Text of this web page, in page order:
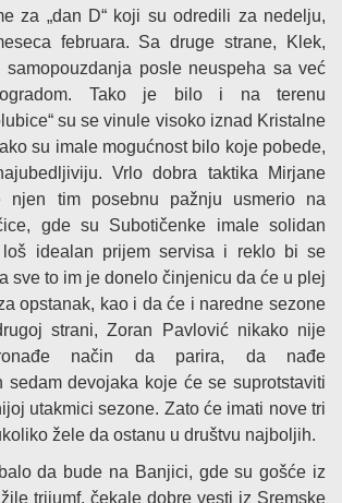
za „dan D“ koji su odredili za nedelju,
februara. Sa druge strane, Klek,
posle neuspeha sa već
Tako je bilo i na terenu
su se vinule visoko iznad Kristalne
su imale mogućnost bilo koje pobede,
Vrlo dobra taktika Mirjane
njen tim posebnu pažnju usmerio na
gde su Subotičenke imale solidan
loš idealan prijem servisa i reklo bi se
sve to im je donelo činjenicu da će u plej
opstanak, kao i da će i naredne sezone
strani, Zoran Pavlović nikako nije
način da parira, da nađe
sedam devojaka koje će se suprotstaviti
utakmici sezone. Zato će imati nove tri
žele da ostanu u društvu najboljih.
da bude na Banjici, gde su gošće iz
trijumf, čekale dobre vesti iz Sremske